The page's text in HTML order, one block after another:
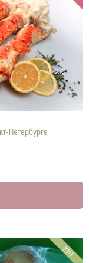
Петербурге
ХИТ